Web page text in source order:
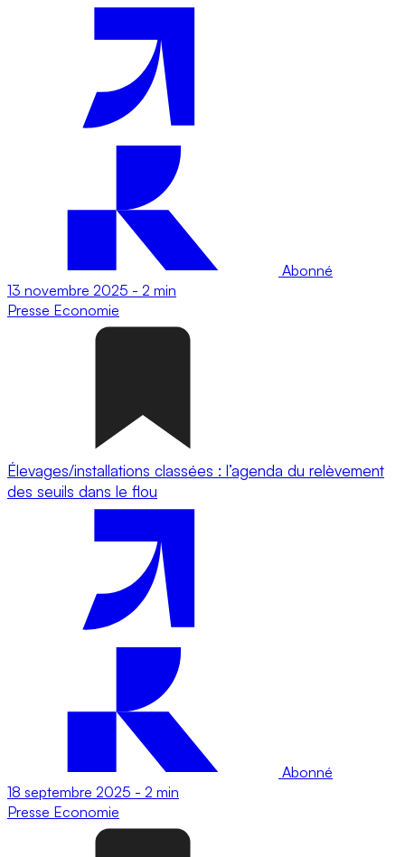
Abonné
13 novembre 2025 - 2 min
Presse Economie
Élevages/installations classées : l’agenda du relèvement
des seuils dans le flou
Abonné
18 septembre 2025 - 2 min
Presse Economie